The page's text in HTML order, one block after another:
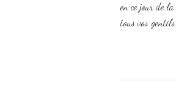
en ce jour de
tous vos